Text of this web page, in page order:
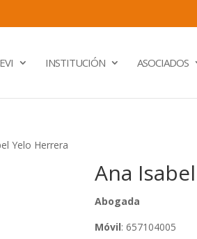
INSTITUCIÓN ASOCIADOS
Yelo Herrera
Ana
Abogada
Móvil: 657104005